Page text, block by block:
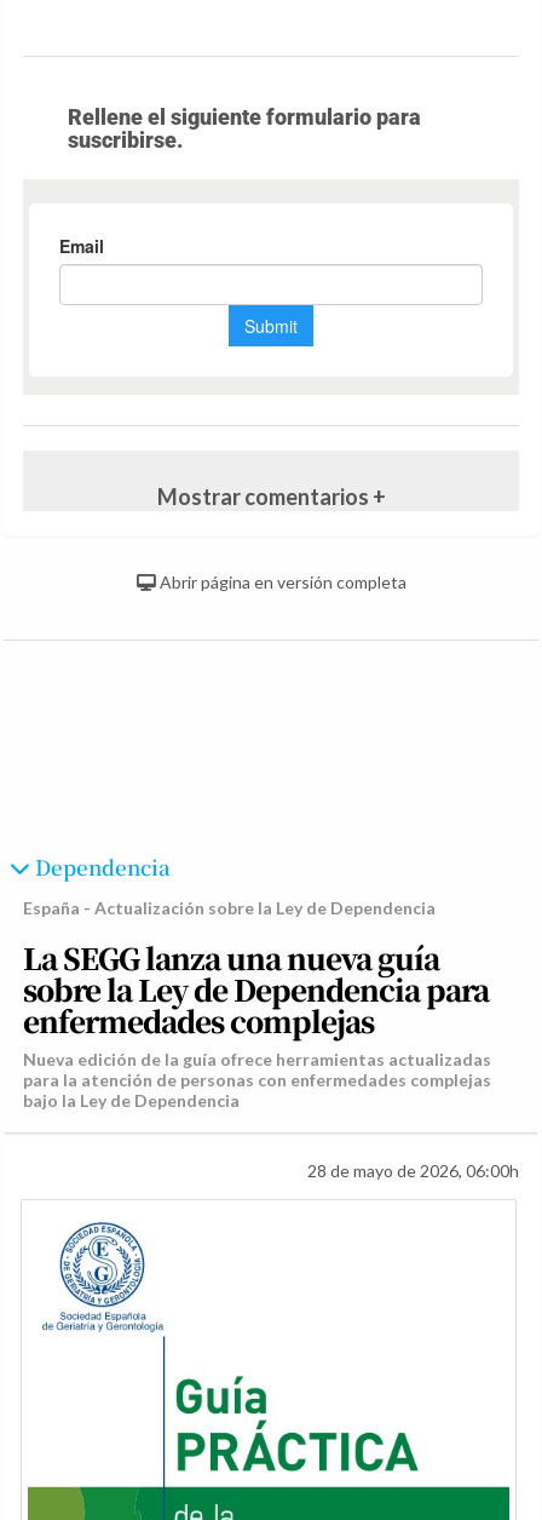
Rellene el siguiente formulario para
suscribirse.
Mostrar comentarios +
Abrir página en versión completa
Dependencia
España - Actualización sobre la Ley de Dependencia
La SEGG lanza una nueva guía
sobre la Ley de Dependencia para
enfermedades complejas
Nueva edición de la guía ofrece herramientas actualizadas
para la atención de personas con enfermedades complejas
bajo la Ley de Dependencia
28 de mayo de 2026, 06:00h